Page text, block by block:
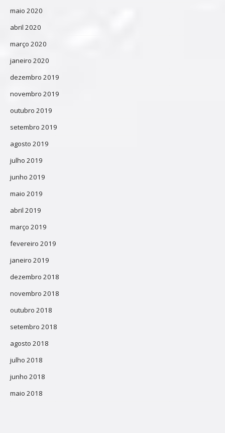
maio 2020
abril 2020
março 2020
janeiro 2020
dezembro 2019
novembro 2019
outubro 2019
setembro 2019
agosto 2019
julho 2019
junho 2019
maio 2019
abril 2019
março 2019
fevereiro 2019
janeiro 2019
dezembro 2018
novembro 2018
outubro 2018
setembro 2018
agosto 2018
julho 2018
junho 2018
maio 2018